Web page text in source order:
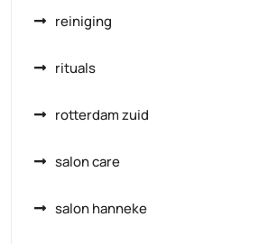
reiniging
rituals
rotterdam zuid
salon care
salon hanneke